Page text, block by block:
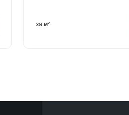
за м²